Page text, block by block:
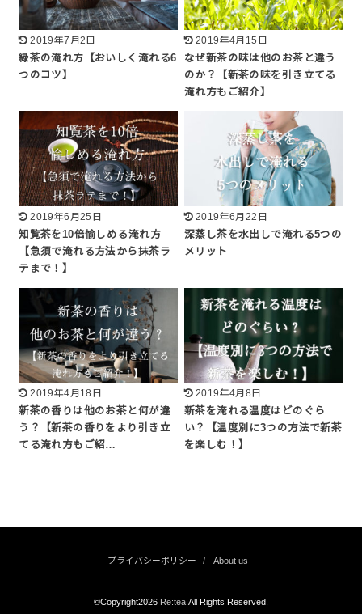
2019年7月2日
緑茶の淹れ方【おいしく淹れる6
つのコツ】
2019年4月15日
なぜ新茶の味は他のお茶と違う
のか？【新茶の味を引き立てる
淹れ方もご紹介】
2019年6月25日
知覧茶を10倍愉しめる淹れ方
【急須で淹れる方法から抹茶ラ
テまで！】
2019年6月22日
深蒸し茶を水出しで淹れる5つの
メリット
2019年4月18日
新茶の香りは他のお茶と何が違
う？【新茶の香りをより引き立
てる淹れ方もご紹…
2019年4月8日
新茶を淹れる温度はどのぐら
い？【温度別に3つの方法で新茶
を楽しむ！】
プライバシーポリシー About us
©Copyright2026 Re:tea.All Rights Reserved.